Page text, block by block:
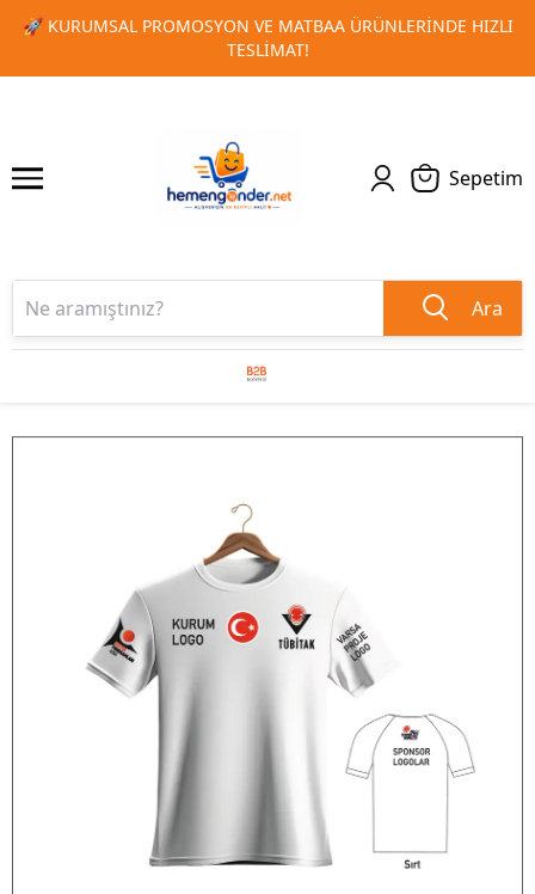
🎁 TOPLU SIPARIŞLERINIZDE ÖZEL İNDIRIM
KAÇIRMAYIN!
1 2
Sepetim
Ara